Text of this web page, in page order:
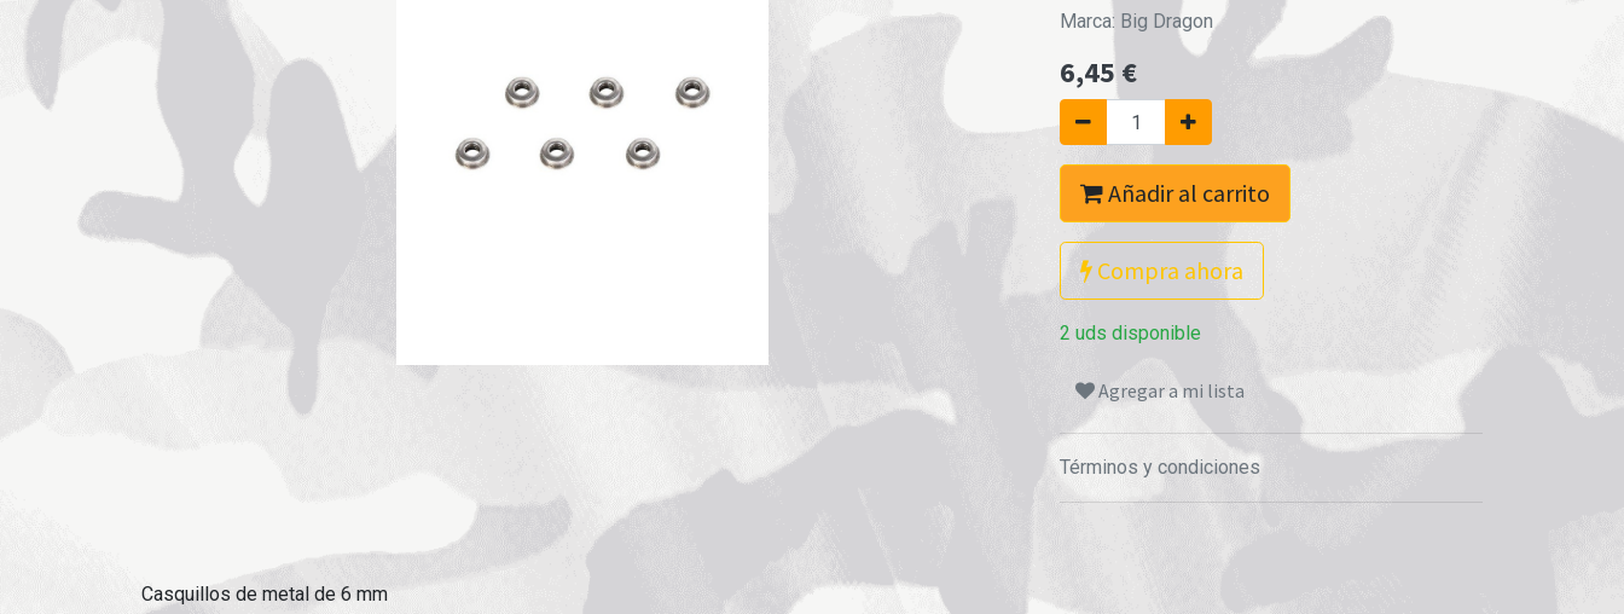
Marca: Big Dragon
6,45 €
Añadir al carrito
Compra ahora
2 uds disponible
Agregar a mi lista
Términos y condiciones
Casquillos de metal de 6 mm